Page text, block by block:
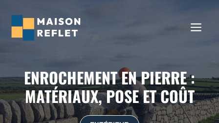
contenu
ENROCHEMENT EN PIERRE :
MATÉRIAUX, POSE ET COÛT